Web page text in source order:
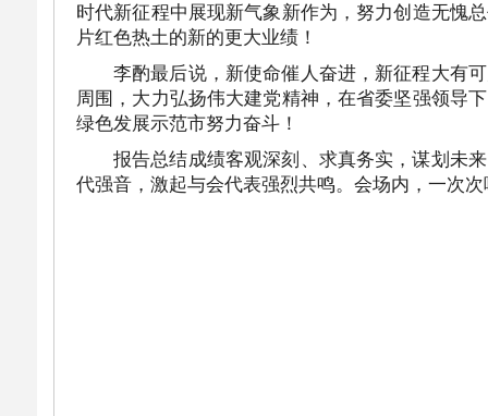
时代新征程中展现新气象新作为，努力创造无愧
片红色热土的新的更大业绩！
李酌最后说，新使命催人奋进，新征程大有
周围，大力弘扬伟大建党精神，在省委坚强领导
绿色发展示范市努力奋斗！
报告总结成绩客观深刻、求真务实，谋划未
代强音，激起与会代表强烈共鸣。会场内，一次